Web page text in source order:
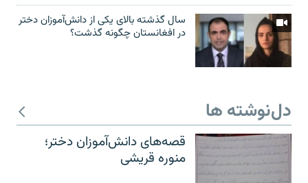
سال گذشته بالای یکی از دانش‌آموزان دختر
در افغانستان چگونه گذشت؟
دل‌نوشته ها
قصه‌های دانش‌آموزان دختر؛
منوره قریشی